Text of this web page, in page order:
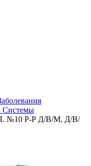
Системы
№10 Р-Р Д/В/М, Д/В/